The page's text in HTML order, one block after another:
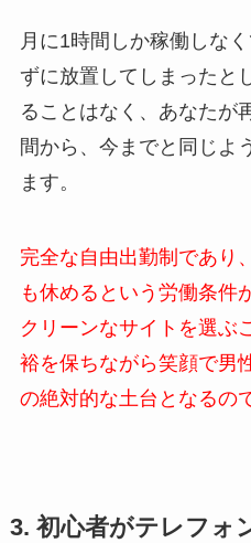
月に1時間しか稼働しな
ずに放置してしまったと
ることはなく、あなたが
間から、今までと同じよ
ます。
完全な自由出勤制であり
も休めるという労働条件
クリーンなサイトを選ぶ
裕を保ちながら笑顔で男
の絶対的な土台となるの
3. 初心者がテレフォ